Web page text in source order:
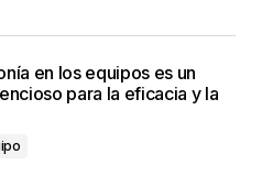
en los equipos es un
para la eficacia y la